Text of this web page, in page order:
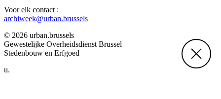
Voor elk contact :
archiweek@urban.brussels
© 2026 urban.brussels
Gewestelijke Overheidsdienst Brussel
Stedenbouw en Erfgoed
u.